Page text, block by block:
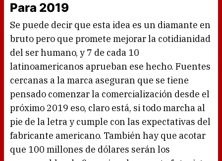
Para 2019
Se puede decir que esta idea es un diamante en
bruto pero que promete mejorar la cotidianidad
del ser humano, y 7 de cada 10
latinoamericanos aprueban ese hecho. Fuentes
cercanas a la marca aseguran que se tiene
pensado comenzar la comercialización desde el
próximo 2019 eso, claro está, si todo marcha al
pie de la letra y cumple con las expectativas del
fabricante americano. También hay que acotar
que 100 millones de dólares serán los